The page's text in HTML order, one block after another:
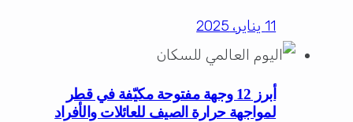
11 يناير، 2025
أبرز 12 وجهة مفتوحة مكيّفة في قطر
لمواجهة حرارة الصيف للعائلات والأفراد